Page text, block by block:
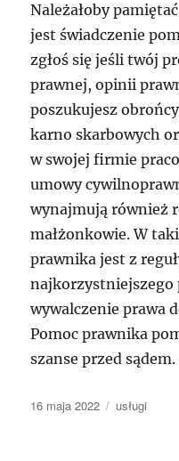
Należałoby
jest świadczenie
zgłoś się jeśli twój
prawnej, opinii
poszukujesz
karno skarbowych
w swojej firmie
umowy
wynajmują również
małżonkowie. W
prawnika jest z
najkorzystniejszego
wywalczenie prawa
Pomoc prawnika
szanse przed sądem.
Data
16 maja 2022 Kategorie
usługi